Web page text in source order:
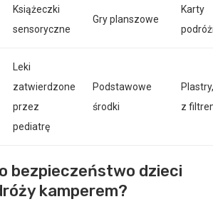
Książeczki
sensoryczne
Gry planszowe
Karty
Leki
zatwierdzone
przez
pediatrę
Podstawowe
środki
z
bezpieczeństwo dzieci
kamperem?